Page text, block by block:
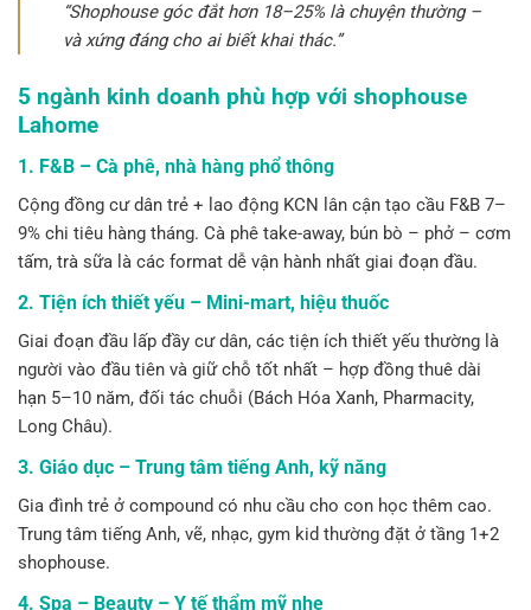
“Shophouse góc đắt hơn 18–25% là chuyện thường –
và xứng đáng cho ai biết khai thác.”
5 ngành kinh doanh phù hợp với shophouse
Lahome
1. F&B – Cà phê, nhà hàng phổ thông
Cộng đồng cư dân trẻ + lao động KCN lân cận tạo cầu F&B 7–
9% chi tiêu hàng tháng. Cà phê take-away, bún bò – phở – cơm
tấm, trà sữa là các format dễ vận hành nhất giai đoạn đầu.
2. Tiện ích thiết yếu – Mini-mart, hiệu thuốc
Giai đoạn đầu lấp đầy cư dân, các tiện ích thiết yếu thường là
người vào đầu tiên và giữ chỗ tốt nhất – hợp đồng thuê dài
hạn 5–10 năm, đối tác chuỗi (Bách Hóa Xanh, Pharmacity,
Long Châu).
3. Giáo dục – Trung tâm tiếng Anh, kỹ năng
Gia đình trẻ ở compound có nhu cầu cho con học thêm cao.
Trung tâm tiếng Anh, vẽ, nhạc, gym kid thường đặt ở tầng 1+2
shophouse.
4. Spa – Beauty – Y tế thẩm mỹ nhẹ